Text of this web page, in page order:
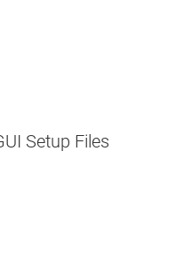
Setup Files